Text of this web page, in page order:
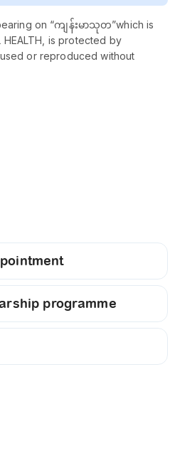
on “ကျန်းမာသုတ”which is
is protected by
or reproduced without
programme